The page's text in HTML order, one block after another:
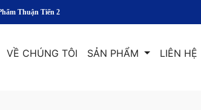
Tiến 2
VỀ CHÚNG TÔI SẢN PHẨM LIÊN HỆ